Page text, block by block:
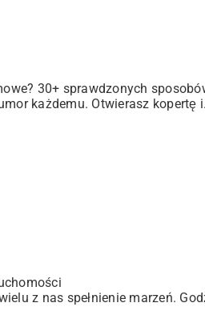
30+ sprawdzonych
każdemu. Otwierasz kopertę
z nas spełnienie marzeń.